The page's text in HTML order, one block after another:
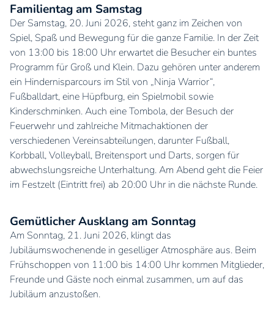
Familientag am Samstag
Der Samstag, 20. Juni 2026, steht ganz im Zeichen von
Spiel, Spaß und Bewegung für die ganze Familie. In der Zeit
von 13:00 bis 18:00 Uhr erwartet die Besucher ein buntes
Programm für Groß und Klein. Dazu gehören unter anderem
ein Hindernisparcours im Stil von „Ninja Warrior“,
Fußballdart, eine Hüpfburg, ein Spielmobil sowie
Kinderschminken. Auch eine Tombola, der Besuch der
Feuerwehr und zahlreiche Mitmachaktionen der
verschiedenen Vereinsabteilungen, darunter Fußball,
Korbball, Volleyball, Breitensport und Darts, sorgen für
abwechslungsreiche Unterhaltung. Am Abend geht die Feier
im Festzelt (Eintritt frei) ab 20:00 Uhr in die nächste Runde.
Gemütlicher Ausklang am Sonntag
Am Sonntag, 21. Juni 2026, klingt das
Jubiläumswochenende in geselliger Atmosphäre aus. Beim
Frühschoppen von 11:00 bis 14:00 Uhr kommen Mitglieder,
Freunde und Gäste noch einmal zusammen, um auf das
Jubiläum anzustoßen.